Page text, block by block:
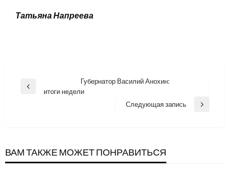
ТатьянаНапреева
Навигация
Previous
Губернатор Василий Анохин:
итоги недели
Next
Следующая запись
ВАМ ТАКЖЕ МОЖЕТ ПОНРАВИТЬСЯ